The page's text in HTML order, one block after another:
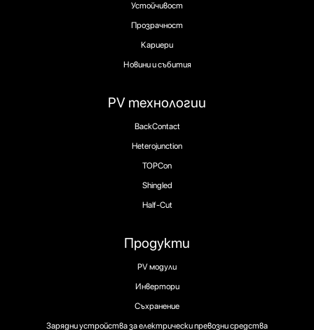
Продукти
PV модули
Инвертори
Съхранение
Зарядни устройства за електрически превозни средства
PV технологии
BackContact
Heterojunction
TOPCon
Shingled
Half-Cut
Устойчивост
Прозрачност
Кариери
Новини и събития